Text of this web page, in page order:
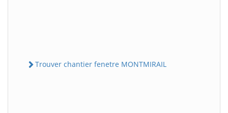
Trouver chantier fenetre MONTMIRAIL